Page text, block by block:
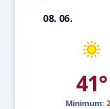
08. 06.
41°
Minimum: